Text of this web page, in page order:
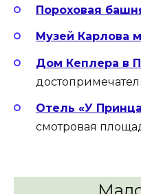
Пороховая
Музей Карлова
Дом Кеплера в
Отель «У
смотровая